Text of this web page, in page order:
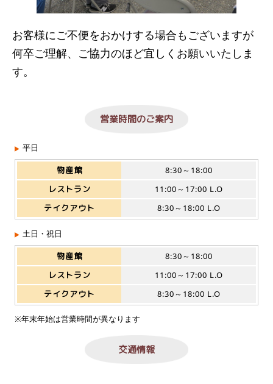
お客様にご不便をおかけする場合もございますが
何卒ご理解、ご協力のほど宜しくお願いいたしま
す。
営業時間のご案内
平日
物産館
8:30～18:00
レストラン
11:00～17:00 L.O
テイクアウト
8:30～18:00 L.O
土日・祝日
物産館
8:30～18:00
レストラン
11:00～17:00 L.O
テイクアウト
8:30～18:00 L.O
※年末年始は営業時間が異なります
交通情報